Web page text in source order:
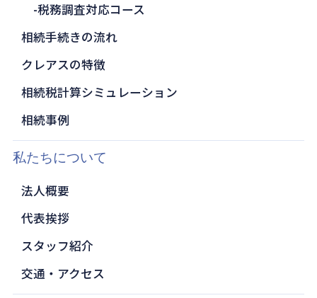
税務調査対応コース
相続手続きの流れ
クレアスの特徴
相続税計算シミュレーション
相続事例
私たちについて
法人概要
代表挨拶
スタッフ紹介
交通・アクセス